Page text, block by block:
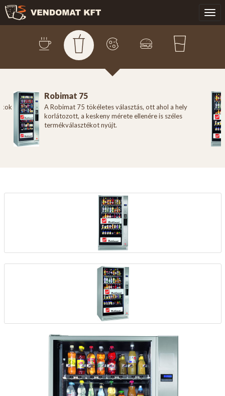
Robimat 75
A Robimat 75 tökéletes választás, ott ahol a hely
korlátozott, a keskeny mérete ellenére is széles
termékválasztékot nyújt.